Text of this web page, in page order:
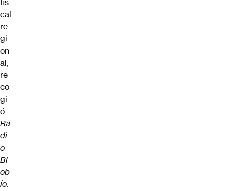
fis
cal
re
gi
on
al,
re
co
gi
ó
Ra
di
o
Bi
ob
ío.